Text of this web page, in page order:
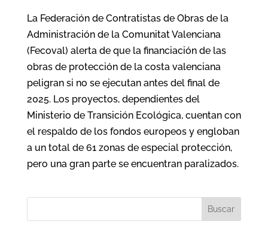
La Federación de Contratistas de Obras de la
Administración de la Comunitat Valenciana
(Fecoval) alerta de que la financiación de las
obras de protección de la costa valenciana
peligran si no se ejecutan antes del final de
2025. Los proyectos, dependientes del
Ministerio de Transición Ecológica, cuentan con
el respaldo de los fondos europeos y engloban
a un total de 61 zonas de especial protección,
pero una gran parte se encuentran paralizados.
Buscar